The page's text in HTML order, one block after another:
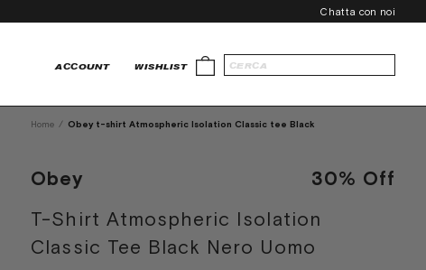
Chatta con noi
ACCOUNT WISHLIST
Home / Obey t-shirt Atmospheric Isolation Classic tee Black
Obey
30% Off
T-Shirt Atmospheric Isolation
Classic Tee Black Nero Uomo